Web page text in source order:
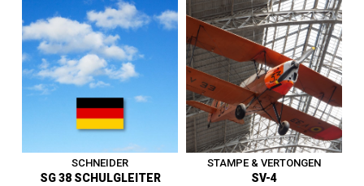
Ballon Stratosphérique -
Financé par Fonds national
Belge de la recherche
scientifique - Construction de
la capsule Bathyscaphe en
Belgique - Premier vol en mai
1931 - Alt. Max.15.780 m. -
Entre au musée en 1972.
1919 - 1945|Ballon
Avion civil de sport -
Belgique - Premier vol en mai
1935 - Vit. Max. 175 km/h -
Entre au musée en 1966.
1919 - 1945|Avion
SCHNEIDER
SG 38 SCHULGLEITER
STAMPE & VERTONGEN
SV-4